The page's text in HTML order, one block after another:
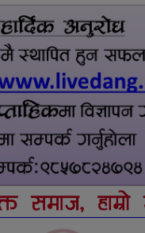
पोखिए मरुभूमिको
जागिर छाडेर उद्यमी
राप्तीमा निःशुल्क विशेषज्ञ
३ सय १९ जनाले लिए सेवा